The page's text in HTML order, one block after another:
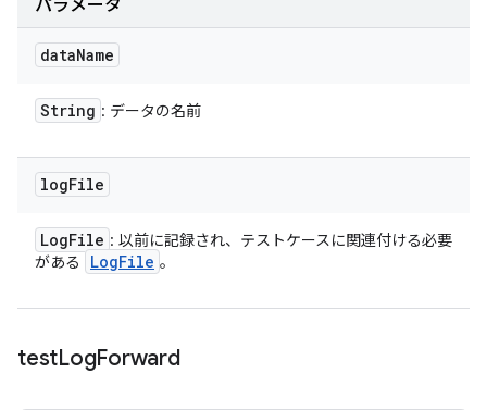
パラメータ
dataName
String : データの名前
logFile
LogFile : 以前に記録され、テストケースに関連付ける必要
がある
LogFile 。
testLogForward